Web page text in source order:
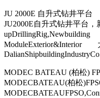
JU 2000E 自升式钻井平台
JU2000E自升式钻井平台
ModuleExterior&Interior
MODEC BATEAU (柏松)
MODECBATEAU(柏松